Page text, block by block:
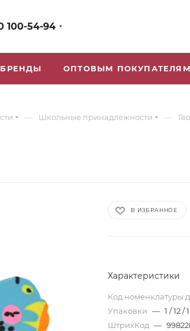
100-54-94
БРЕНДЫ ОПТОВЫМ ПОКУПАТЕЛЯМ
— Школьные принадлежности —
В ИЗБРАННОЕ
Характеристики
Код номенклатуры
Упаковки — 1 / 12 /
ШтрихКод —